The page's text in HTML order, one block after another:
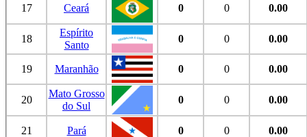
17 Ceará 0 0 0.00
18
Espírito
Santo
0 0 0.00
19 Maranhão 0 0 0.00
20
Mato Grosso
do Sul
0 0 0.00
21 Pará 0 0 0.00